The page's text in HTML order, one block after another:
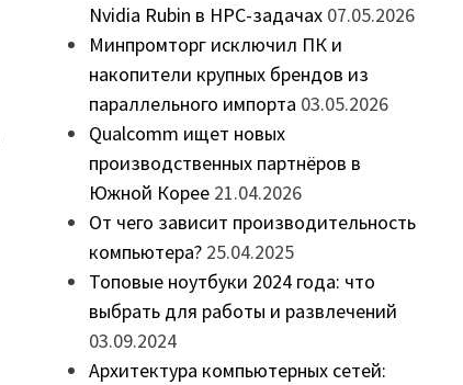
Nvidia Rubin в HPC-задачах 07.05.2026
Минпромторг исключил ПК и
накопители крупных брендов из
параллельного импорта 03.05.2026
Qualcomm ищет новых
производственных партнёров в
Южной Корее 21.04.2026
От чего зависит производительность
компьютера? 25.04.2025
Топовые ноутбуки 2024 года: что
выбрать для работы и развлечений
03.09.2024
Архитектура компьютерных сетей: